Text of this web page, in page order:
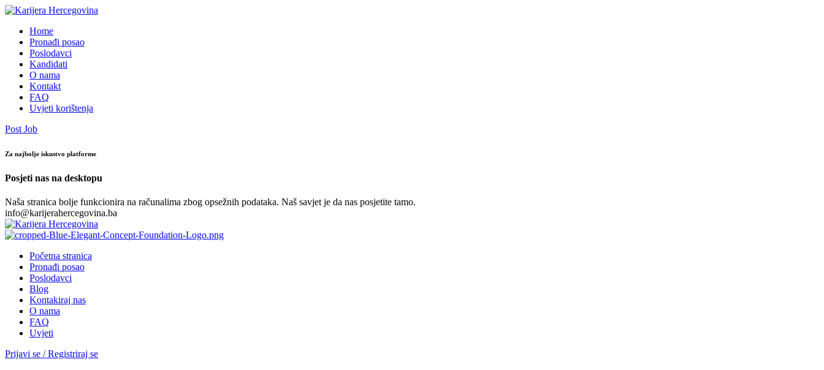
Home
Pronađi posao
Poslodavci
Kandidati
O nama
Kontakt
FAQ
Uvjeti korištenja
Post Job
Za najbolje iskustvo platforme
Posjeti nas na desktopu
Naša stranica bolje funkcionira na računalima zbog opsežnih podataka. Naš savjet je da nas posjetite tamo.
info@karijerahercegovina.ba
Početna stranica
Pronađi posao
Poslodavci
Blog
Kontakiraj nas
O nama
FAQ
Uvjeti
Prijavi se / Registriraj se